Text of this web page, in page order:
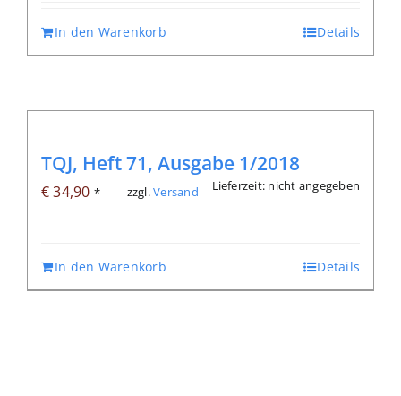
In den Warenkorb Details
TQJ, Heft 71, Ausgabe 1/2018
€34,90 * zzgl.Versand Lieferzeit: nicht angegeben
In den Warenkorb Details